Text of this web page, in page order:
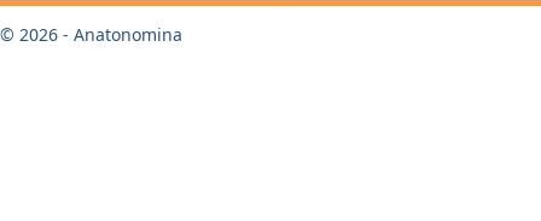
© 2026 - Anatonomina